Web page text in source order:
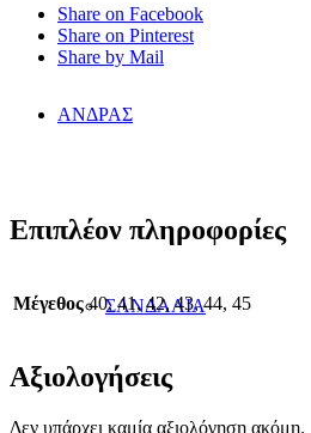
ΑΝΔΡΑΣ
ΣΑΝΔΑΛΙΑ
Share on Facebook
Share on Pinterest
Share by Mail
Επιπλέον πληροφορίες
Μέγεθος 40, 41, 42, 43, 44, 45
Αξιολογήσεις
Δεν υπάρχει καμία αξιολόγηση ακόμη.